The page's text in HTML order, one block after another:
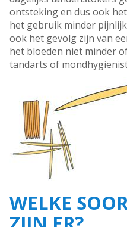
ontsteking en dus ook
het gebruik minder
ook het gevolg zijn van
het bloeden niet minder
tandarts of
WELKE